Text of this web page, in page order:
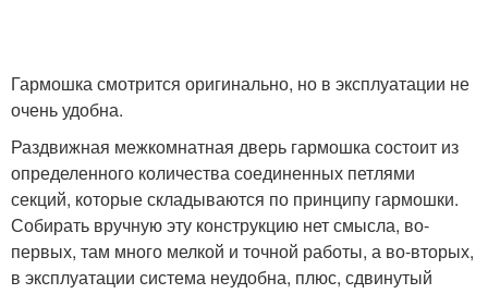
Раздвижная дверь Двери для шкафа
Гармошка смотрится оригинально, но в эксплуатации не
очень удобна.
Раздвижная межкомнатная дверь гармошка состоит из
определенного количества соединенных петлями
секций, которые складываются по принципу гармошки.
Собирать вручную эту конструкцию нет смысла, во-
первых, там много мелкой и точной работы, а во-вторых,
в эксплуатации система неудобна, плюс, сдвинутый